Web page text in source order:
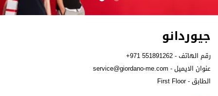
جيوردانو
رقم الهاتف -+971 551891262
عنوان الايميل - service@giordano-me.com
الطابق - First Floor